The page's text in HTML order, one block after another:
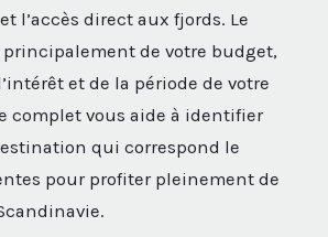
l’accès direct aux fjords. Le
de votre budget,
et de la période de votre
complet vous aide à identifier
qui correspond le
pour profiter pleinement de